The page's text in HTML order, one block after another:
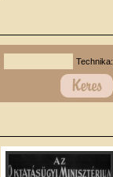
Technika: